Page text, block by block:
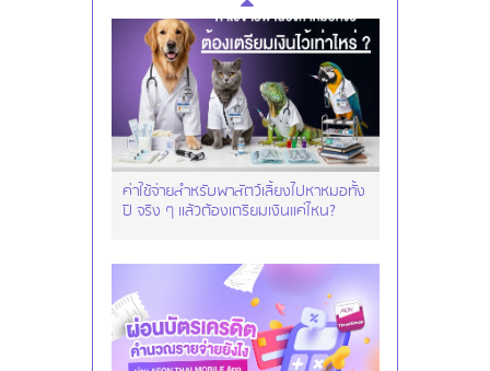
ค่าใช้จ่ายสำหรับพาสัตว์เลี้ยงไปหาหมอทั้ง
ปี จริง ๆ แล้วต้องเตรียมเงินแค่ไหน?